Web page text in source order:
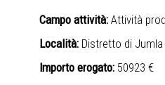
Campo attività:Attività
Località:Distretto di Jumla
Importo erogato: 50923 €